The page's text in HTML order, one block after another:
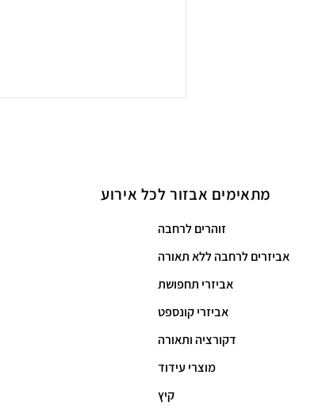
מתאימים אבזור לכל אירוע
זוהרים לרחבה
אביזרים לרחבה ללא תאורה
אביזרי תחפושת
אביזרי קונספט
דקורציה ותאורה
מוצרי עידוד
קיץ